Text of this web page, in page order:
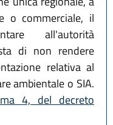
o commerciale, il
all'autorità
di non rendere
relativa al
ambientale o SIA.
4, del decreto